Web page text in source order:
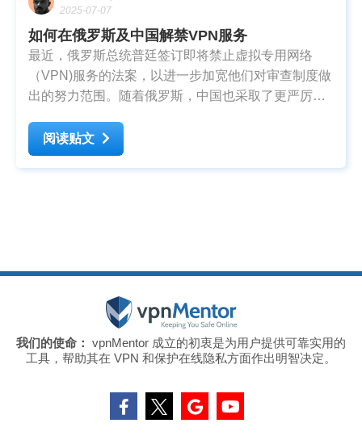
2025-07-07
如何在俄罗斯及中国解禁VPN服务
最近，俄罗斯总统普廷签订即将禁止虚拟专用网络
（VPN)服务的法案，以进一步加宽他们对审查制度做
出的努力范围。随着俄罗斯，中国也采取了更严厉的
司显示人们使用VPN读物，而且要苹果将两大VPN供
应商逐出中国市场以遵守新的法律。 虽然我们还不知
阅读贴文
我们的使命： vpnMentor 成立的初衷是为用户提供可靠实用的
工具，帮助其在 VPN 和保护在线隐私方面作出明智决定。